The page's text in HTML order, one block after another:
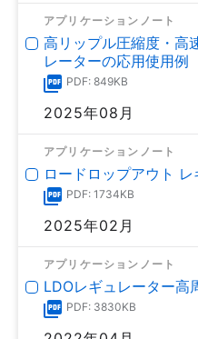
アプリケーションノート
高リップル圧縮度・高
レーターの応用使用例
PDF: 849KB
2025年08月
アプリケーションノート
ロードロップアウト
PDF: 1734KB
2025年02月
アプリケーションノート
LDOレギュレーター高
PDF: 3830KB